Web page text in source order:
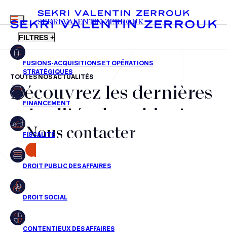
FR EN
MENU
SEKRI VALENTIN ZERROUK
FILTRES +
Fusions-acquisitions et opérations stratégiques
Financement
Fiscalité
Droit public des affaires
Droit social
Droit immobilier
TOUTES NOS ACTUALITÉS
Découvrez les dernières
actualités du cabinet,
nos récompenses et nos
transactions, jour après
jour
Aucun résultats pour cette recherche
Nous contacter